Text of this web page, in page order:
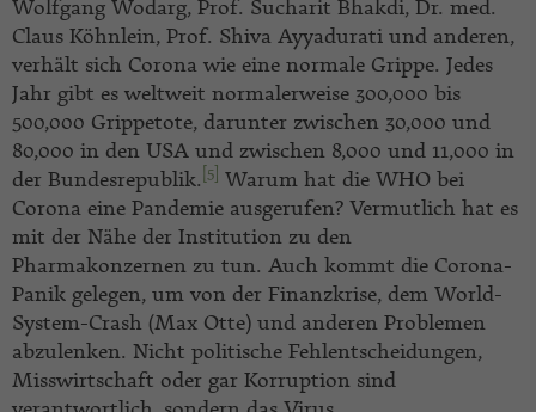
Wolfgang Wodarg, Prof. Sucharit Bhakdi, Dr. med.
Claus Köhnlein, Prof. Shiva Ayyadurati und anderen,
verhält sich Corona wie eine normale Grippe. Jedes
Jahr gibt es weltweit normalerweise 300,000 bis
500,000 Grippetote, darunter zwischen 30,000 und
80,000 in den USA und zwischen 8,000 und 11,000 in
der Bundesrepublik. [5]
Warum hat die WHO bei
Corona eine Pandemie ausgerufen? Vermutlich hat es
mit der Nähe der Institution zu den
Pharmakonzernen zu tun. Auch kommt die Corona-
Panik gelegen, um von der Finanzkrise, dem World-
System-Crash (Max Otte) und anderen Problemen
abzulenken. Nicht politische Fehlentscheidungen,
Misswirtschaft oder gar Korruption sind